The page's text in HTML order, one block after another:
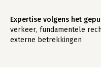
Expertise volgens het
verkeer, fundamentele
externe betrekkingen